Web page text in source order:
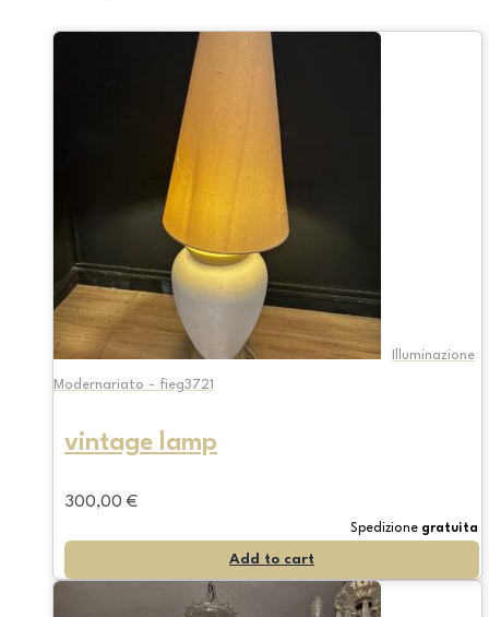
Illuminazione
Modernariato - fieg3721
vintage lamp
300,00 €
Spedizione gratuita
Add to cart